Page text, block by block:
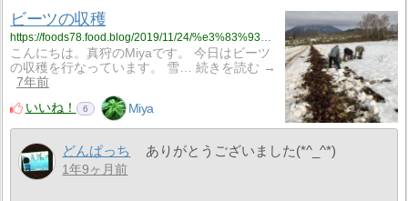
ビーツの収穫
https://foods78.food.blog/2019/11/24/%e3%83%93%e3%83%bc%e3%83%84%e3%81%ae%e5%8f%8e%e7%a9%ab/
こんにちは。真狩のMiyaです。 今日はビーツ
の収穫を行なっています。 雪… 続きを読む →
7年前
いいね！
6 Miya
どんぱっち ありがとうございました(*^_^*)
1年9ヶ月前